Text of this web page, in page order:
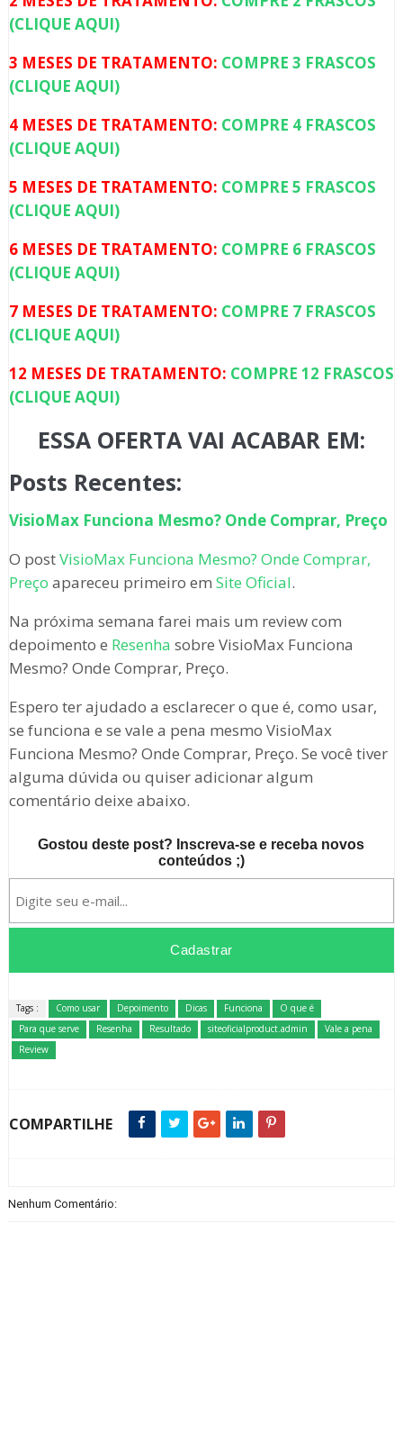
(CLIQUE AQUI)
3 MESES DE TRATAMENTO: COMPRE 3 FRASCOS
(CLIQUE AQUI)
4 MESES DE TRATAMENTO: COMPRE 4 FRASCOS
(CLIQUE AQUI)
5 MESES DE TRATAMENTO: COMPRE 5 FRASCOS
(CLIQUE AQUI)
6 MESES DE TRATAMENTO: COMPRE 6 FRASCOS
(CLIQUE AQUI)
7 MESES DE TRATAMENTO: COMPRE 7 FRASCOS
(CLIQUE AQUI)
12 MESES DE TRATAMENTO: COMPRE 12 FRASCOS
(CLIQUE AQUI)
ESSA OFERTA VAI ACABAR EM:
Posts Recentes:
VisioMax Funciona Mesmo? Onde Comprar, Preço
O postVisioMax Funciona Mesmo? Onde Comprar,
Preço apareceu primeiro em Site Oficial.
Na próxima semana farei mais um review com
depoimento e Resenha sobre VisioMax Funciona
Mesmo? Onde Comprar, Preço.
Espero ter ajudado a esclarecer o que é, como usar,
se funciona e se vale a pena mesmo VisioMax
Funciona Mesmo? Onde Comprar, Preço. Se você tiver
alguma dúvida ou quiser adicionar algum
comentário deixe abaixo.
Gostou deste post? Inscreva-se e receba novos
conteúdos ;)
Tags : Como usar Depoimento Dicas Funciona
O que é
Para que serve
Resenha Resultado siteoficialproduct.admin
Vale a pena
Review
COMPARTILHE
Nenhum Comentário: